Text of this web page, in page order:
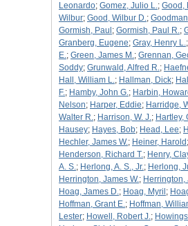
Leonardo; Gomez, Julio L.; Good,
Wilbur; Good, Wilbur D.;
Gormish, Paul ; Gormish, Paul R.;
Granberg, Eugene; Gray, Henry L.;
E.; Green, James M.; Grennan,
Soddy; Grunwald, Alfred R.;
Hall, William L.; Hallman, Dick;
F.; Hamby, John G.; Harbin,
Nelson; Harper, Eddie; Harridge,
Walter R.; Harrison, W. J.; Hartley,
Hausey; Hayes, Bob; Head, Lee;
Hechler, James W.; Heiner, Harold ;
Henderson, Richard T.; Henry,
A. S.; Herlong, A. S., Jr.; Herlong,
Herrington, James W.; Herrington,
Hoag, James D.; Hoag, Myril ;
Hoffman, Grant E.; Hoffman,
Lester; Howell, Robert J.;